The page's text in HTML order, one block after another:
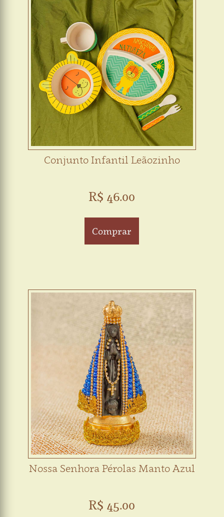
Conjunto Infantil Leãozinho
R$ 46.00
Comprar
Nossa Senhora Pérolas Manto Azul
R$ 45.00